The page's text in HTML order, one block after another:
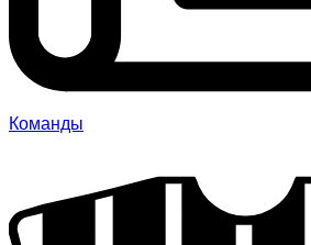
Команды